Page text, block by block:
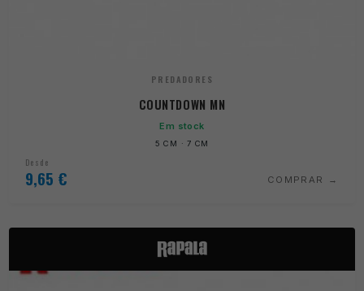
PREDADORES
COUNTDOWN MN
Em stock
5 CM · 7 CM
Desde
9,65 € COMPRAR